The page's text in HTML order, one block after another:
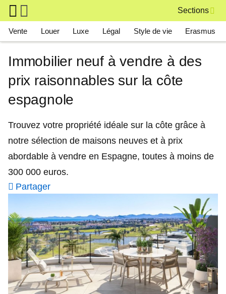
Skip to main content
Sections
Main navigation
Vente Louer Luxe Légal Style de vie Erasmus
Immobilier neuf à vendre à des
prix raisonnables sur la côte
espagnole
Trouvez votre propriété idéale sur la côte grâce à
notre sélection de maisons neuves et à prix
abordable à vendre en Espagne, toutes à moins de
300 000 euros.
Partager